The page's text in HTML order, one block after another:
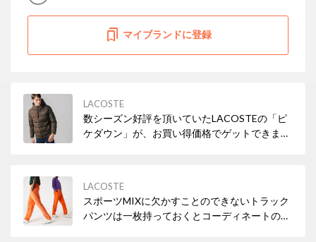
マイブランドに登録
LACOSTE
数シーズン好評を頂いていたLACOSTEの「ピ
ケダウン」が、お買い得価格でゲットできま
LACOSTE
スポーツMIXに欠かすことのできないトラック
パンツは一枚持っておくとコーディネートの幅